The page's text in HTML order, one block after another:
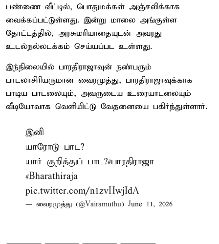
பண்ணை வீட்டில், பொதுமக்கள் அஞ்சலிக்காக
வைக்கப்பட்டுள்ளது. இன்று மாலை அங்குள்ள
தோட்டத்தில், அரசுமரியாதையுடன் அவரது
உடல்நல்லடக்கம் செய்யப்பட உள்ளது.
இந்நிலையில் பாரதிராஜாவுன் நண்பரும்
பாடலாசிரியருமான வைரமுத்து, பாரதிராஜாவுக்காக
பாடிய பாடலையும், அவருடைய உரையாடலையும்
வீடியோவாக வெளியிட்டு வேதனையை பகிர்ந்துள்ளார்.
இனி
யாரோடு பாட?
யார் குறித்துப் பாட?#பாரதிராஜா
#Bharathiraja
pic.twitter.com/n1zvHwjIdA
— வைரமுத்து (@Vairamuthu) June 11, 2026